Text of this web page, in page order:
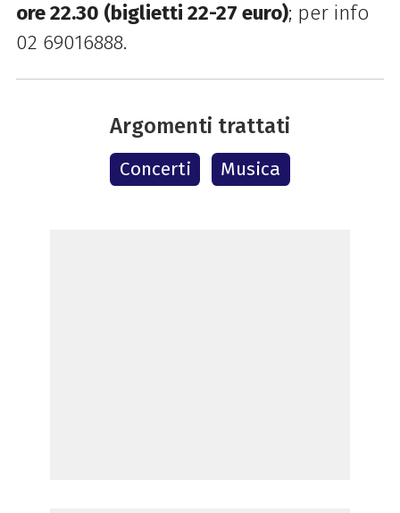
ore 22.30 (biglietti 22-27 euro); per info
02 69016888.
Argomenti trattati
Concerti Musica